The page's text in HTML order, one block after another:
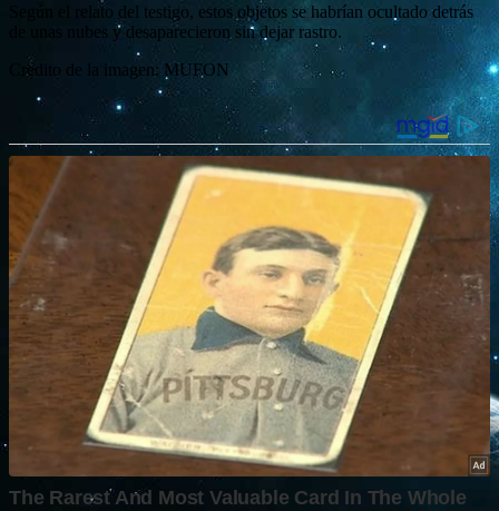
Según el relato del testigo, estos objetos se habrían ocultado detrás
de unas nubes y desaparecieron sin dejar rastro.
Crédito de la imagen: MUFON